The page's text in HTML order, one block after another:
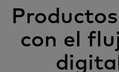
con el